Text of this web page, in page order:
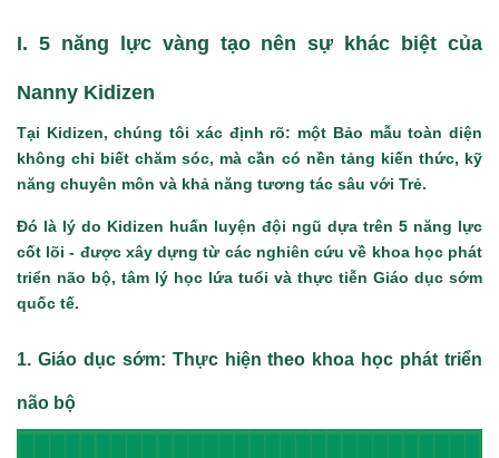
I. 5 năng lực vàng tạo nên sự khác biệt của
Nanny Kidizen
Tại Kidizen, chúng tôi xác định rõ: một Bảo mẫu toàn diện
không chỉ biết chăm sóc, mà cần có nền tảng kiến thức, kỹ
năng chuyên môn và khả năng tương tác sâu với Trẻ.
Đó là lý do Kidizen huấn luyện đội ngũ dựa trên 5 năng lực
cốt lõi - được xây dựng từ các nghiên cứu về khoa học phát
triển não bộ, tâm lý học lứa tuổi và thực tiễn Giáo dục sớm
quốc tế.
1. Giáo dục sớm: Thực hiện theo khoa học phát triển
não bộ